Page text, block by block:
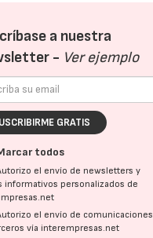
a nuestra
- Ver ejemplo
GRATIS
todos
el envío de newsletters y
informativos personalizados de
el envío de comunicaciones
vía interempresas.net